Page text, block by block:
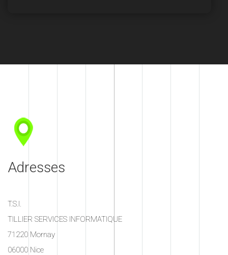
Adresses
T.S.I.
TILLIER SERVICES INFORMATIQUE
71220 Mornay
06000 Nice